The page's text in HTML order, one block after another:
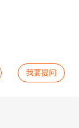
我要提问